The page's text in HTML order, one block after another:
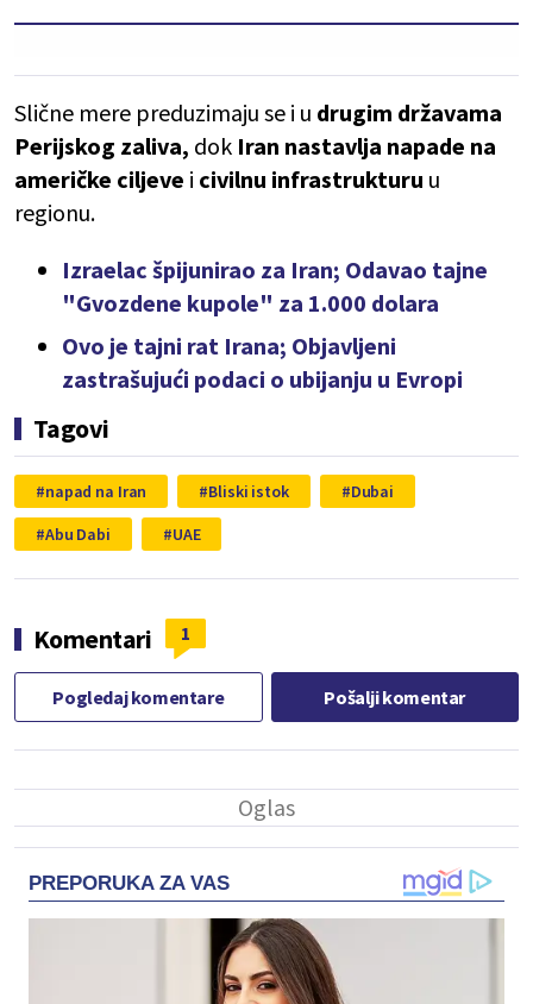
Slične mere preduzimaju se i u drugim državama
Perijskog zaliva, dok Iran nastavlja napade na
američke ciljeve i civilnu infrastrukturu u
regionu.
Izraelac špijunirao za Iran; Odavao tajne
"Gvozdene kupole" za 1.000 dolara
Ovo je tajni rat Irana; Objavljeni
zastrašujući podaci o ubijanju u Evropi
Tagovi
napad na Iran Bliski istok
Dubai
Abu Dabi
UAE
Komentari 1
Pogledaj komentare Pošalji komentar
PREPORUKA ZA VAS